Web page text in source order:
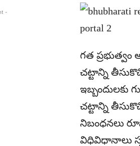
-
గత
చట్టాన్ని
ఇబ్బందులకు
చట్టాన్ని
నిబంధనలు
విధివిధానాలు